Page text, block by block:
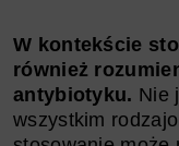
W kontekście
również
antybiotyku. Nie
wszystkim